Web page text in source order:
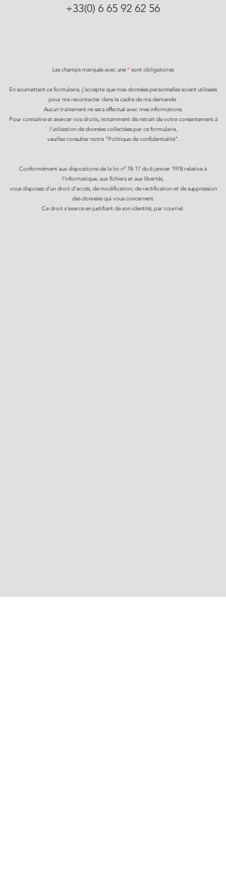
+33(0) 6 65 92 62 56
Les champs marqués avec une * sont obligatoires
En soumettant ce formulaire, j'accepte que mes données personnelles soient utilisées
pour me recontacter dans le cadre de ma demande.
Aucun traitement ne sera effectué avec mes informations.
Pour connaitre et exercer vos droits, notamment de retrait de votre consentement à
l'utilisation de données collectées par ce formulaire,
veuillez consulter notre "Politique de confidentialité".
Conformément aux dispositions de la loi n° 78-17 du 6 janvier 1978 relative à
l'informatique, aux fichiers et aux libertés,
vous disposez d'un droit d'accès, de modification, de rectification et de suppression
des données qui vous concernent.
Ce droit s'exerce en justifiant de son identité, par courriel.